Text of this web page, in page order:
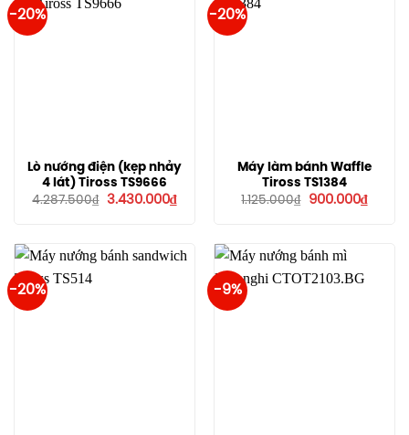
-20%
Lò nướng điện (kẹp nhảy
4 lát) Tiross TS9666
4.287.500₫
Giá
3.430.000₫Giá
3.430.000₫.
-20%
Máy làm bánh Waffle
Tiross TS1384
1.125.000₫
Giá
900.000₫Giá
-20% -9%